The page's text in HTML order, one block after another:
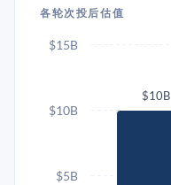
各轮次投后估值
$10B
$5B
$10B
$15B